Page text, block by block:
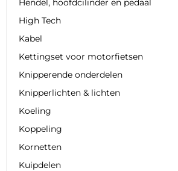
Hendel, hoofdcilinder en pedaal
High Tech
Kabel
Kettingset voor motorfietsen
Knipperende onderdelen
Knipperlichten & lichten
Koeling
Koppeling
Kornetten
Kuipdelen